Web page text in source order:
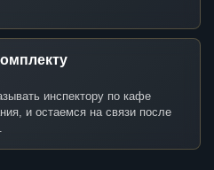
инспектору по кафе
и остаемся на связи после